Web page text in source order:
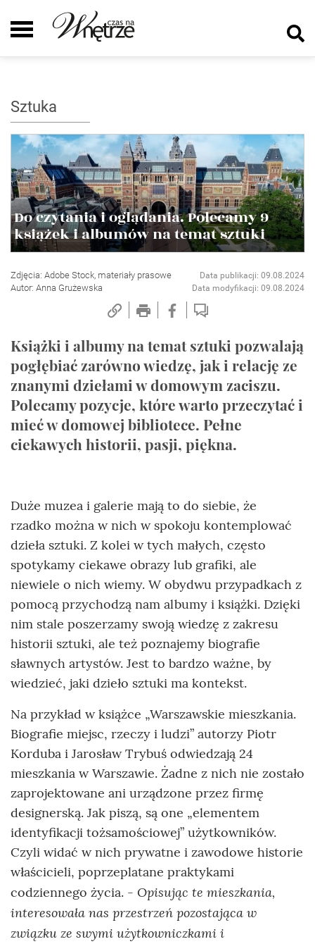
Sztuka
Do czytania i oglądania. Polecamy 9
książek i albumów na temat sztuki
Zdjęcia: Adobe Stock, materiały prasowe
Autor: Anna Grużewska
Data publikacji: 09.08.2024
Data modyfikacji: 09.08.2024
Książki i albumy na temat sztuki pozwalają
pogłębiać zarówno wiedzę, jak i relację ze
znanymi dziełami w domowym zaciszu.
Polecamy pozycje, które warto przeczytać i
mieć w domowej bibliotece. Pełne
ciekawych historii, pasji, piękna.
Duże muzea i galerie mają to do siebie, że
rzadko można w nich w spokoju kontemplować
dzieła sztuki. Z kolei w tych małych, często
spotykamy ciekawe obrazy lub grafiki, ale
niewiele o nich wiemy. W obydwu przypadkach z
pomocą przychodzą nam albumy i książki. Dzięki
nim stale poszerzamy swoją wiedzę z zakresu
historii sztuki, ale też poznajemy biografie
sławnych artystów. Jest to bardzo ważne, by
wiedzieć, jaki dzieło sztuki ma kontekst.
Na przykład w książce „Warszawskie mieszkania.
Biografie miejsc, rzeczy i ludzi” autorzy Piotr
Korduba i Jarosław Trybuś odwiedzają 24
mieszkania w Warszawie. Żadne z nich nie zostało
zaprojektowane ani urządzone przez firmę
designerską. Jak piszą, są one „elementem
identyfikacji tożsamościowej” użytkowników.
Czyli widać w nich prywatne i zawodowe historie
właścicieli, poprzeplatane praktykami
codziennego życia. - Opisując te mieszkania,
interesowała nas przestrzeń pozostająca w
związku ze swymi użytkowniczkami i